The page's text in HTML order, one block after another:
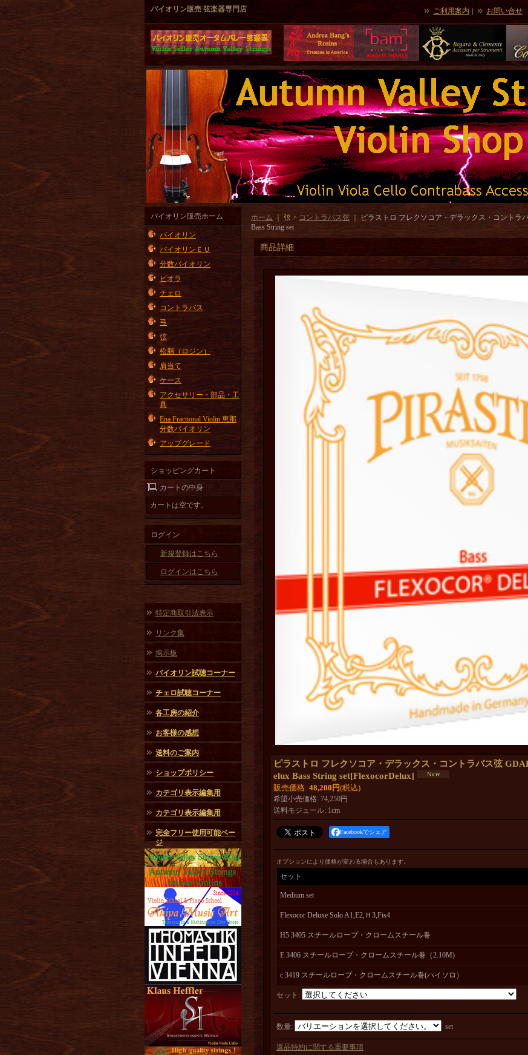
バイオリン販売 弦楽器専門店 ご利用案内 ｜ お問い合せ
バイオリン販売ホーム
バイオリン
バイオリンＥＵ
分数バイオリン
ビオラ
チェロ
コントラバス
弓
弦
松脂（ロジン）
肩当て
ケース
アクセサリー・部品・工
具
Ena Fractional Violin 恵那
分数バイオリン
アップグレード
ショッピングカート
カートの中身
カートは空です。
ログイン
新規登録はこちら
ログインはこちら
特定商取引法表示
リンク集
掲示板
バイオリン試聴コーナー
チェロ試聴コーナー
各工房の紹介
お客様の感想
送料のご案内
ショップポリシー
カテゴリ表示編集用
カテゴリ表示編集用
完全フリー使用可能ペー
ジ
ホーム ｜ 弦 > コントラバス弦
ピラストロ フレクソコア・デラックス・コントラ
Bass String set
商品詳細
ピラストロ フレクソコア・デラックス・コントラバス弦
elux Bass String set[FlexocorDelux]
販売価格: 48,200円(税込)
希望小売価格: 74,250円
送料モジュール: 1cm
Facebookでシェア
オプションにより価格が変わる場合もあります。
セット
Medium set
Flexocor Deluxe Solo A1,E2,Ｈ3,Fis4
H5 3405 スチールロープ・クロームスチール巻
E 3406 スチールロープ・クロームスチール巻（2.10M)
c 3419 スチールロープ・クロームスチール巻(ハイソロ）
セット :
数量: set
返品特約に関する重要事項